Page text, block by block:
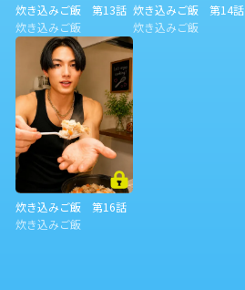
炊き込みご飯 第13話
炊き込みご飯
炊き込みご飯 第14話
炊き込みご飯
炊き込みご飯 第16話
炊き込みご飯